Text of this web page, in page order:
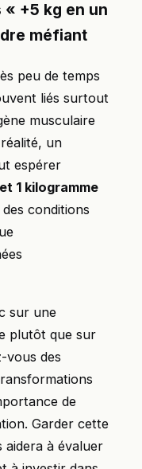
+5 kg en un
méfiant
peu de temps
liés surtout
musculaire
un
espérer
1 kilogramme
des conditions
sur une
plutôt que sur
vous des
de
Garder cette
aidera à évaluer